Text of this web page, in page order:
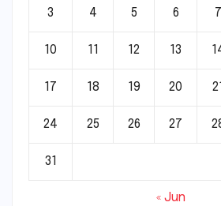
3 4 5 6 7
10 11 12 13
17 18 19 20 21
24 25 26 27
31
« Jun